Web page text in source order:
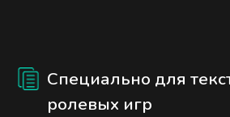
Специально для
ролевых игр